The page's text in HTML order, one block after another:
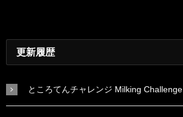
更新履歴
ところてんチャレンジ Milking Challenge